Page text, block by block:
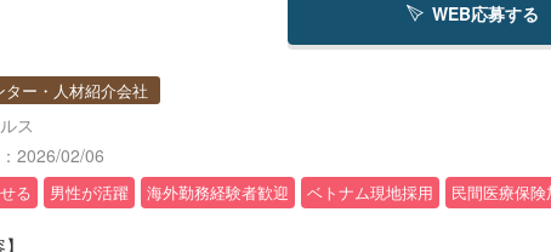
WEB応募する
ター・人材紹介会社
ス
2026/02/06
る 男性が活躍 海外勤務経験者歓迎 ベトナム現地採用 民間医療保険